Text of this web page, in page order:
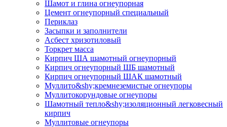
Шамот и глина огнеупорная
Цемент огнеупорный специальный
Периклаз
Засыпки и заполнители
Асбест хризотиловый
Торкрет масса
Кирпич ША шамотный огнеупорный
Кирпич огнеупорный ШБ шамотный
Кирпич огнеупорный ШАК шамотный
Муллито&shy;­кремнеземистые огнеупоры
Муллито­корундовые огнеупоры
Шамотный тепло&shy;изоляционный легковесный
кирпич
Муллитовые огнеупоры